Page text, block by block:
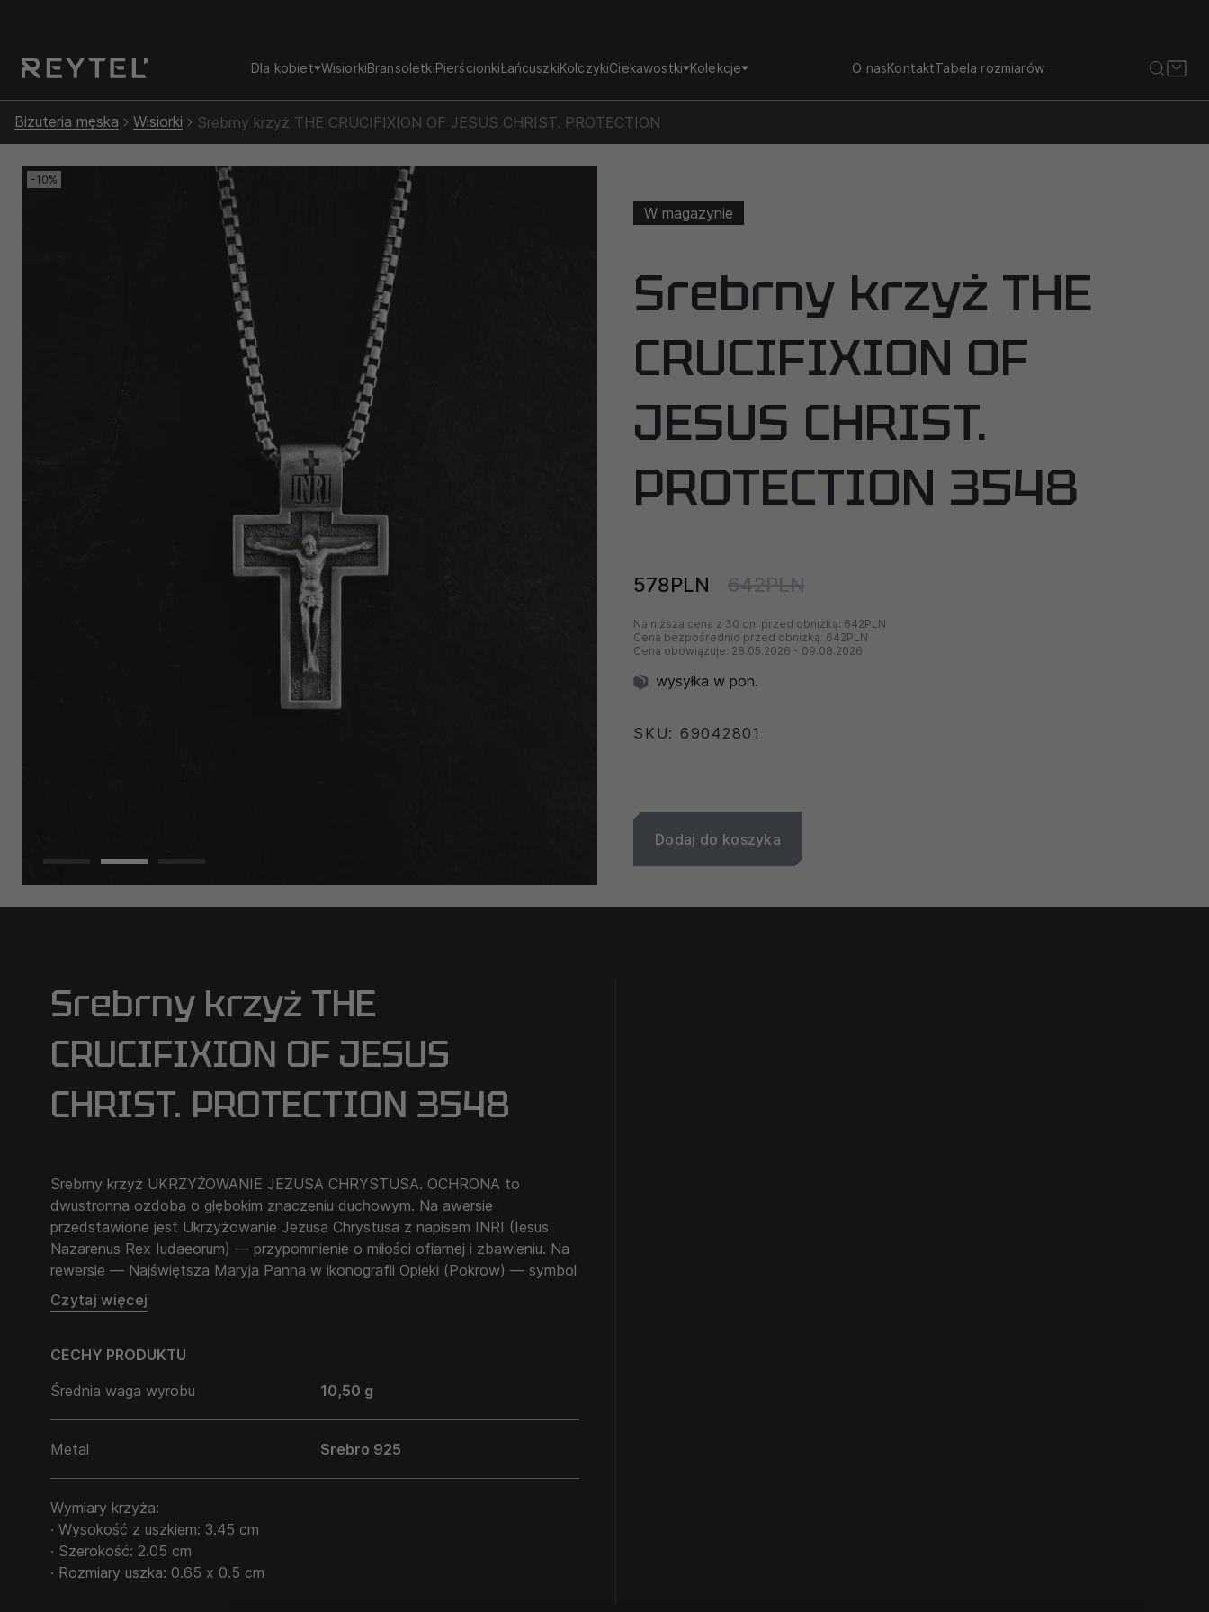
Dla kobiet WisiorkiBransoletkiPierścionkiŁańcuszkiKolczykiCiekawostki Kolekcje O nasKontaktTabela rozmiarów
Biżuteria męska Wisiorki Srebrny krzyż THE CRUCIFIXION OF JESUS ​​CHRIST. PROTECTION
-10%
W magazynie
Srebrny krzyż THE
CRUCIFIXION OF
JESUS ​​CHRIST.
PROTECTION 3548
578PLN 642PLN
Najniższa cena z 30 dni przed obniżką: 642PLN
Cena bezpośrednio przed obniżką: 642PLN
Cena obowiązuje: 28.05.2026 - 09.08.2026
wysyłka w pon.
SKU: 69042801
Dodaj do koszyka
Srebrny krzyż THE
CRUCIFIXION OF JESUS ​​
CHRIST. PROTECTION 3548
Srebrny krzyż UKRZYŻOWANIE JEZUSA CHRYSTUSA. OCHRONA to
dwustronna ozdoba o głębokim znaczeniu duchowym. Na awersie
przedstawione jest Ukrzyżowanie Jezusa Chrystusa z napisem INRI (Iesus
Nazarenus Rex Iudaeorum) — przypomnienie o miłości ofiarnej i zbawieniu. Na
rewersie — Najświętsza Maryja Panna w ikonografii Opieki (Pokrow) — symbol
modlitewnego wstawiennictwa i boskiej ochrony.
w każdych okolicznościach. Idealny dla mężczyzny, który szuka nie tylko siły,
ale też spokoju serca i głębi duszy.
Czytaj więcej
CECHY PRODUKTU
Średnia waga wyrobu
10,50 g
Metal Srebro 925
Wymiary krzyża:
· Wysokość z uszkiem: 3.45 cm
· Szerokość: 2.05 cm
· Rozmiary uszka: 0.65 х 0.5 cm